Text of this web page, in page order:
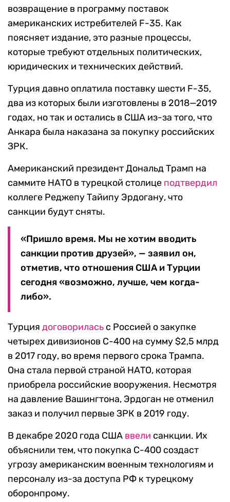
возвращение в программу поставок
американских истребителей F-35. Как
поясняет издание, это разные процессы,
которые требуют отдельных политических,
юридических и технических действий.
Турция давно оплатила поставку шести F-35,
два из которых были изготовлены в 2018—2019
годах, но так и остались в США из-за того, что
Анкара была наказана за покупку российских
ЗРК.
Американский президент Дональд Трамп на
саммите НАТО в турецкой столице подтвердил
коллеге Реджепу Тайипу Эрдогану, что
санкции будут сняты.
«Пришло время. Мы не хотим вводить
санкции против друзей», — заявил он,
отметив, что отношения США и Турции
сегодня «возможно, лучше, чем когда-
либо».
Турция договорилась с Россией о закупке
четырех дивизионов С-400 на сумму $2,5 млрд
в 2017 году, во время первого срока Трампа.
Она стала первой страной НАТО, которая
приобрела российские вооружения. Несмотря
на давление Вашингтона, Эрдоган не отменил
заказ и получил первые ЗРК в 2019 году.
В декабре 2020 года США ввели санкции. Их
объяснили тем, что покупка С-400 создаст
угрозу американским военным технологиям и
персоналу из-за доступа РФ к турецкому
оборонпрому.